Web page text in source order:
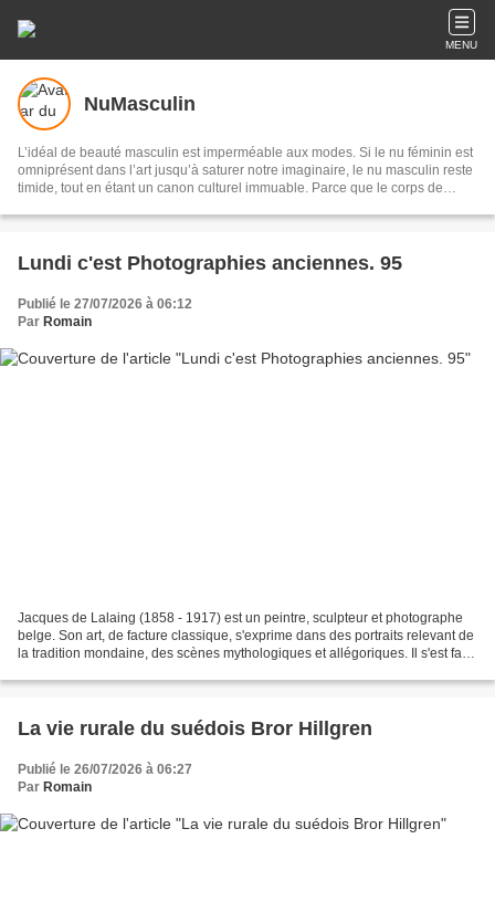
MENU
NuMasculin
L’idéal de beauté masculin est imperméable aux modes. Si le nu féminin est
omniprésent dans l’art jusqu’à saturer notre imaginaire, le nu masculin reste
timide, tout en étant un canon culturel immuable. Parce que le corps de
dans l’art, au fil du temps ; osons autant le nude (nu) que le naked
Lundi c'est Photographies anciennes. 95
Publié le 27/07/2026 à 06:12
Par Romain
Jacques de Lalaing (1858 - 1917) est un peintre, sculpteur et photographe
belge. Son art, de facture classique, s'exprime dans des portraits relevant de
la tradition mondaine, des scènes mythologiques et allégoriques. Il s'est fait
La vie rurale du suédois Bror Hillgren
Publié le 26/07/2026 à 06:27
Par Romain